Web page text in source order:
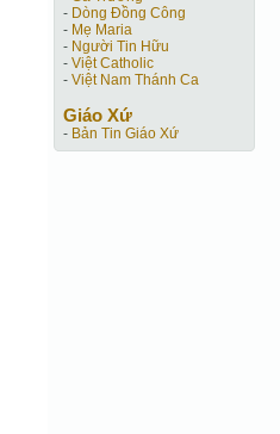
- Dòng Đồng Công
- Mẹ Maria
- Người Tin Hữu
- Việt Catholic
- Việt Nam Thánh Ca
Giáo Xứ
- Bản Tin Giáo Xứ